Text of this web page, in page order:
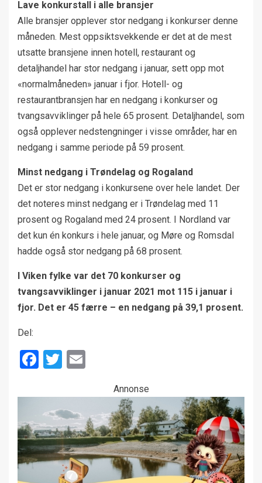
Lave konkurstall i alle bransjer
Alle bransjer opplever stor nedgang i konkurser denne
måneden. Mest oppsiktsvekkende er det at de mest
utsatte bransjene innen hotell, restaurant og
detaljhandel har stor nedgang i januar, sett opp mot
«normalmåneden» januar i fjor. Hotell- og
restaurantbransjen har en nedgang i konkurser og
tvangsavviklinger på hele 65 prosent. Detaljhandel, som
også opplever nedstengninger i visse områder, har en
nedgang i samme periode på 59 prosent.
Minst nedgang i Trøndelag og Rogaland
Det er stor nedgang i konkursene over hele landet. Der
det noteres minst nedgang er i Trøndelag med 11
prosent og Rogaland med 24 prosent. I Nordland var
det kun én konkurs i hele januar, og Møre og Romsdal
hadde også stor nedgang på 68 prosent.
I Viken fylke var det 70 konkurser og
tvangsavviklinger i januar 2021 mot 115 i januar i
fjor. Det er 45 færre – en nedgang på 39,1 prosent.
Del:
Facebook
Twitter
Annonse